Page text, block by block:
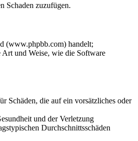
Schaden zuzufügen.
(www.phpbb.com) handelt;
und Weise, wie die Software
Schäden, die auf ein vorsätzliches oder
und der Verletzung
Durchschnittsschäden